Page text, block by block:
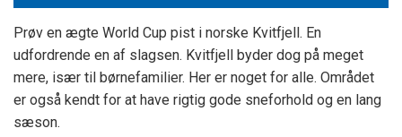
Prøv en ægte World Cup pist i norske Kvitfjell. En
udfordrende en af slagsen. Kvitfjell byder dog på meget
mere, især til børnefamilier. Her er noget for alle. Området
er også kendt for at have rigtig gode sneforhold og en lang
sæson.